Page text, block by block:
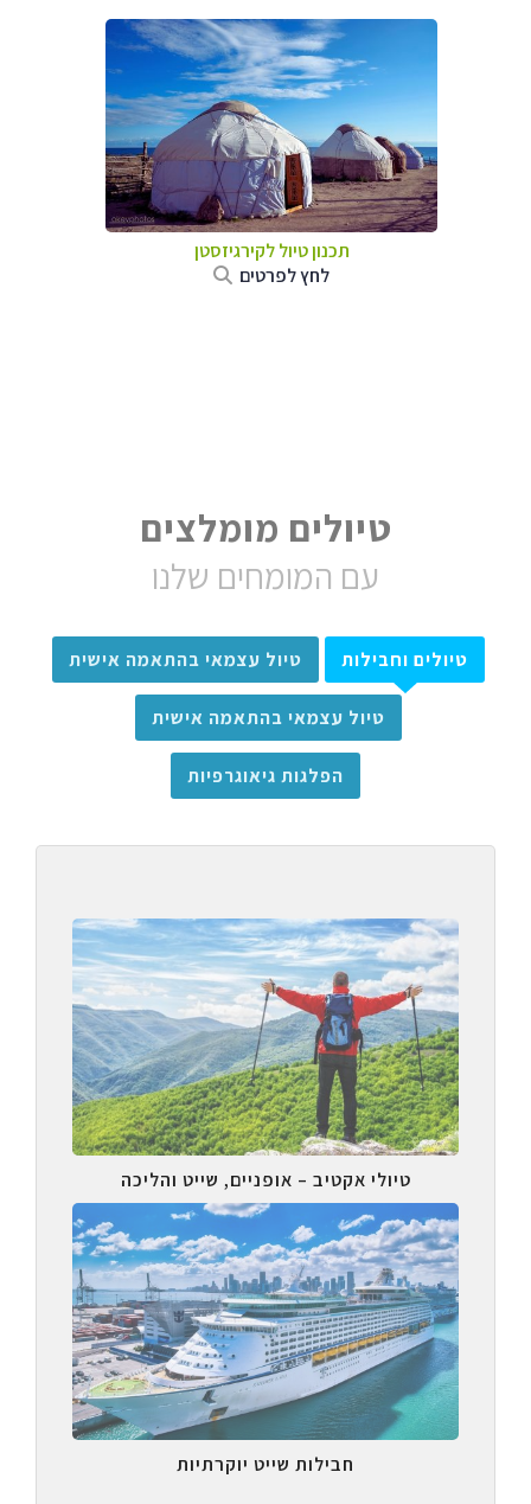
תכנון טיוללקירגיזסטן
לחץ לפרטים
טיולים מומלצים
עם המומחים שלנו
טיולים וחבילות טיול עצמאי בהתאמה אישית
טיול עצמאי בהתאמה אישית
הפלגות גיאוגרפיות
טיולי אקטיב – אופניים, שייט והליכה
חבילות שייט יוקרתיות